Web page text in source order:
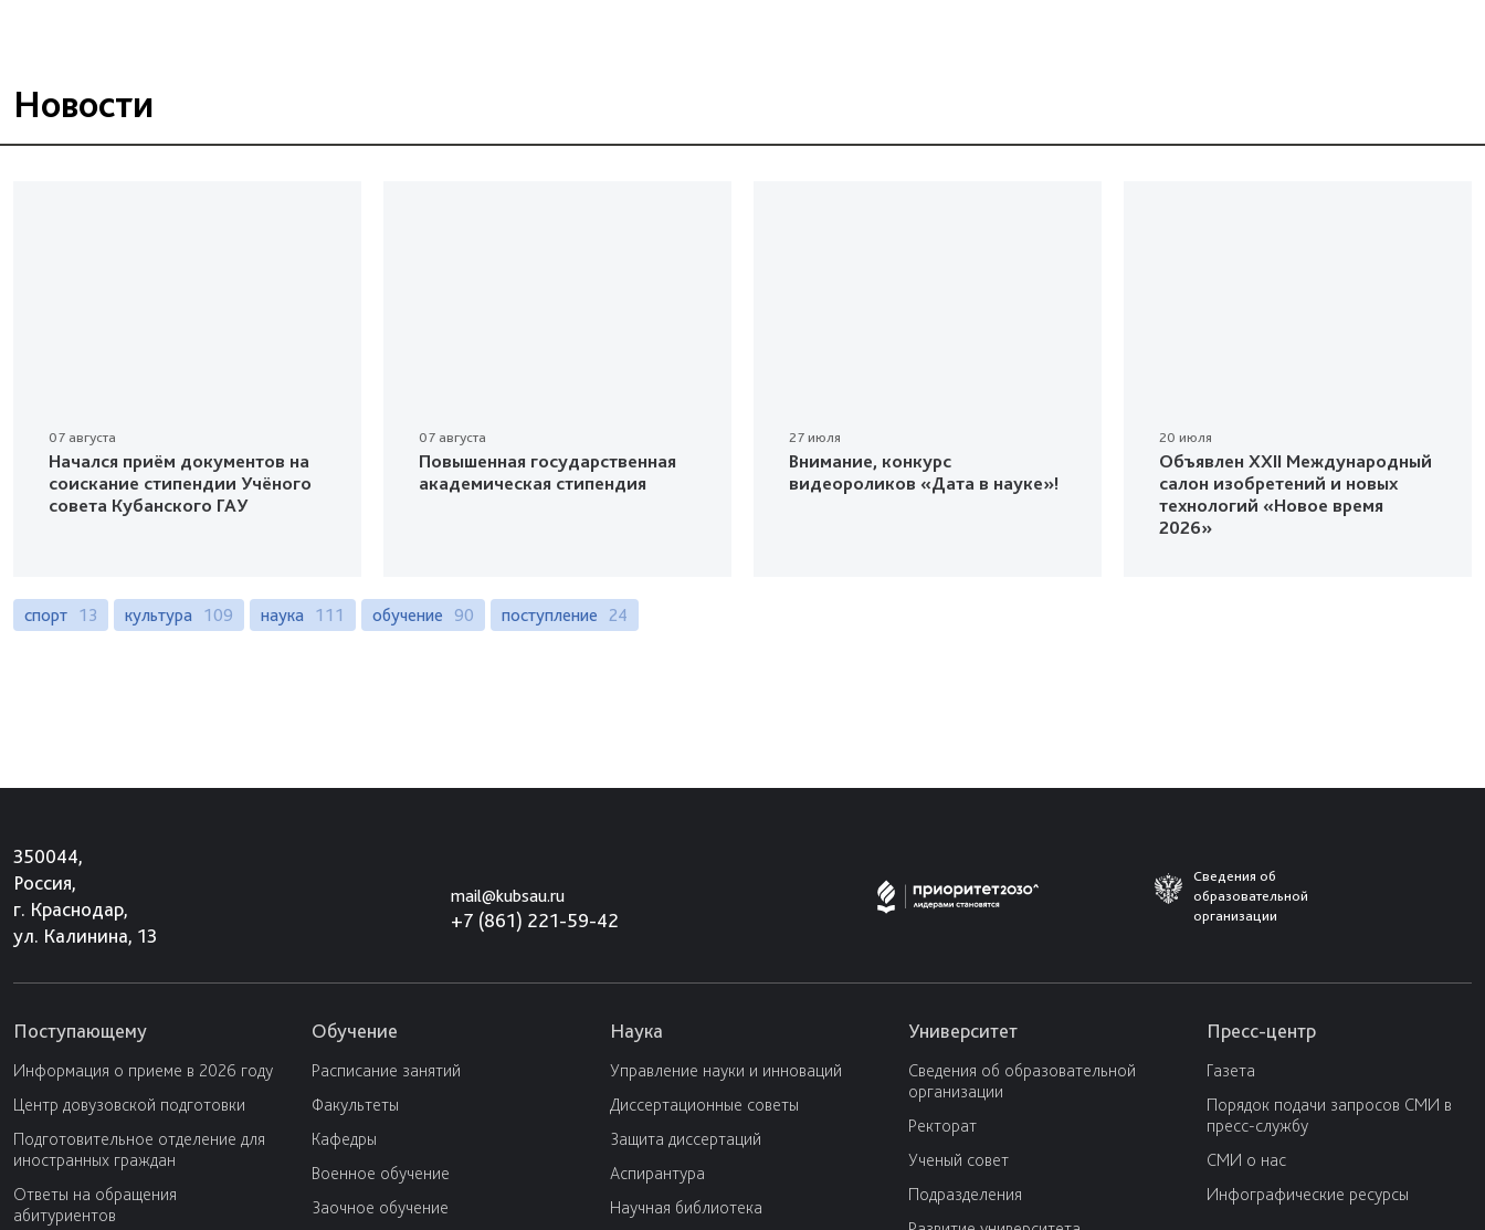
Новости
07 августа
Начался приём документов на
соискание стипендии Учёного
совета Кубанского ГАУ
07 августа
Повышенная государственная
академическая стипендия
27 июля
Внимание, конкурс
видеороликов «Дата в науке»!
20 июля
Объявлен XXII Международный
салон изобретений и новых
технологий «Новое время
2026»
спорт 13 культура 109 наука 111 обучение 90 поступление 24
350044,
Россия,
г. Краснодар,
ул. Калинина, 13
mail@kubsau.ru
+7 (861) 221-59-42
Сведения об
образовательной
организации
Поступающему
Информация о приеме в 2026 году
Центр довузовской подготовки
Подготовительное отделение для
иностранных граждан
Ответы на обращения
абитуриентов
Обучение
Расписание занятий
Факультеты
Кафедры
Военное обучение
Заочное обучение
Наука
Управление науки и инноваций
Диссертационные советы
Защита диссертаций
Аспирантура
Научная библиотека
Университет
Сведения об образовательной
организации
Ректорат
Ученый совет
Подразделения
Пресс-центр
Газета
Порядок подачи запросов СМИ в
пресс-службу
СМИ о нас
Инфографические ресурсы